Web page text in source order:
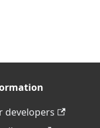
developers